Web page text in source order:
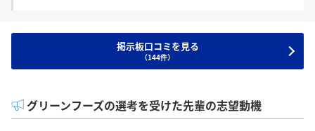
掲示板口コミを見る
（144件）
グリーンフーズの選考を受けた先輩の志望動機